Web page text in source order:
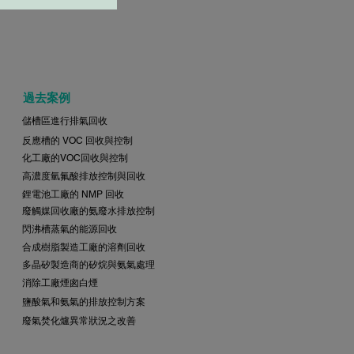
過去案例
儲槽區進行排氣回收
反應槽的 VOC 回收與控制
化工廠的VOC回收與控制
高濃度氫氟酸排放控制與回收
鋰電池工廠的 NMP 回收
廢觸媒回收廠的氨廢水排放控制
閃沸槽蒸氣的能源回收
合成樹脂製造工廠的溶劑回收
多晶矽製造商的矽烷與氨氣處理
消除工廠煙囪白煙
鹽酸氣和氨氣的排放控制方案
廢氣焚化爐異常狀況之改善